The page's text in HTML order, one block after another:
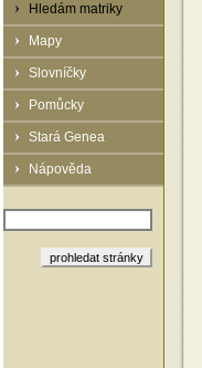
Hledám matriky
Mapy
Slovníčky
Pomůcky
Stará Genea
Nápověda